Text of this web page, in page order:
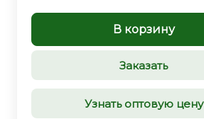
В корзину
Заказать
Узнать оптовую цену